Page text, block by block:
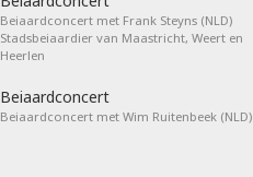
Beiaardconcert met Frank Steyns (NLD)
Stadsbeiaardier van Maastricht, Weert en
Heerlen
Beiaardconcert
Beiaardconcert met Wim Ruitenbeek (NLD)